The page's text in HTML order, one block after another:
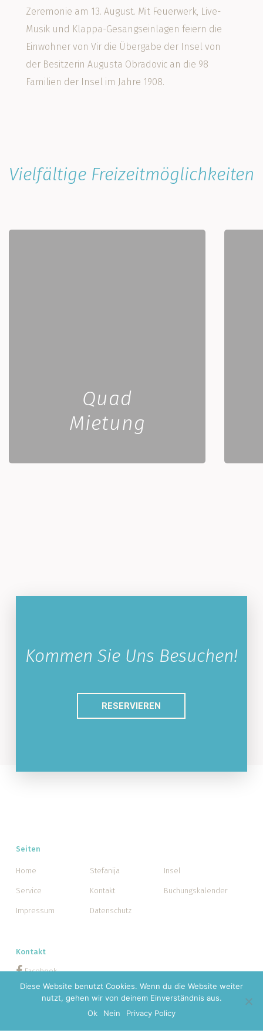
Zeremonie am 13. August. Mit Feuerwerk, Live-
Musik und Klappa-Gesangseinlagen feiern die
Einwohner von Vir die Übergabe der Insel von
der Besitzerin Augusta Obradovic an die 98
Familien der Insel im Jahre 1908.
Vielfältige Freizeitmöglichkeiten
Quad
Mietung
Kommen Sie Uns Besuchen!
RESERVIEREN
Seiten
Home Stefanija Insel
Service Kontakt Buchungskalender
Impressum Datenschutz
Kontakt
Facebook
kontakt@stefanija.de
Diese Website benutzt Cookies. Wenn du die Website weiter
nutzt, gehen wir von deinem Einverständnis aus.
Ok
Nein Privacy Policy